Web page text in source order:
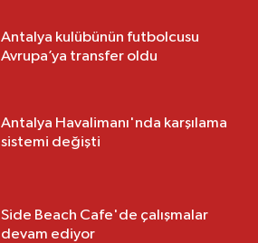
Antalya kulübünün futbolcusu
Avrupa’ya transfer oldu
Antalya Havalimanı'nda karşılama
sistemi değişti
Side Beach Cafe'de çalışmalar
devam ediyor